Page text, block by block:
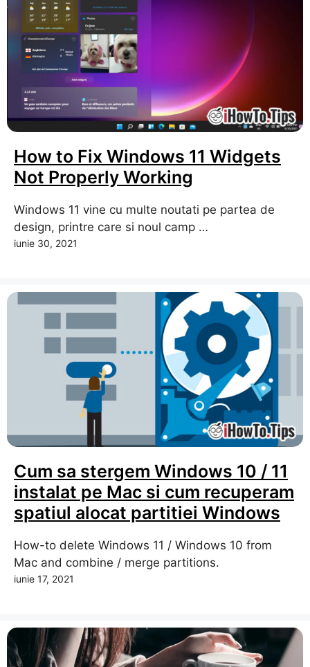
How to Fix Windows 11 Widgets
Not Properly Working
Windows 11 vine cu multe noutati pe partea de
design, printre care si noul camp …
iunie 30, 2021
Cum sa stergem Windows 10 / 11
instalat pe Mac si cum recuperam
spatiul alocat partitiei Windows
How-to delete Windows 11 / Windows 10 from
Mac and combine / merge partitions.
iunie 17, 2021